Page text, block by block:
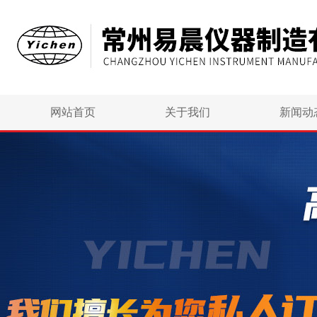
网站首页 关于我们 新闻动